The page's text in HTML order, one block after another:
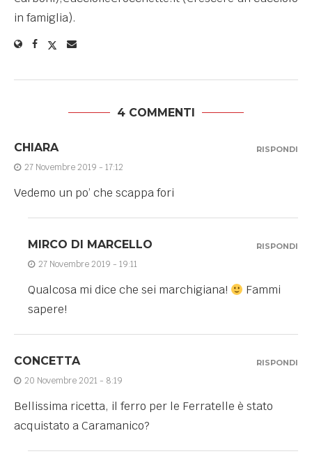
in famiglia).
4 COMMENTI
CHIARA
27 Novembre 2019 - 17:12
Vedemo un po’ che scappa fori
RISPONDI
MIRCO DI MARCELLO
27 Novembre 2019 - 19:11
Qualcosa mi dice che sei marchigiana!
Fammi
sapere!
RISPONDI
CONCETTA
20 Novembre 2021 - 8:19
Bellissima ricetta, il ferro per le Ferratelle è stato
acquistato a Caramanico?
RISPONDI